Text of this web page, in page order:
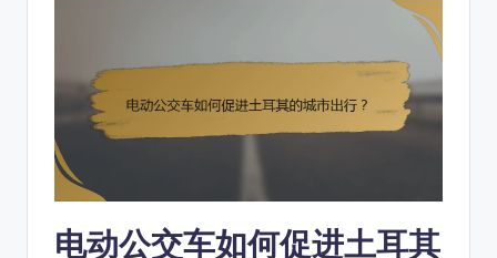
电动公交车如何促进土耳其